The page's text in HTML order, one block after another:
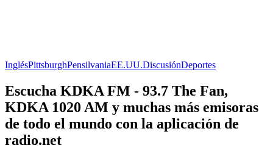
InglésPittsburghPensilvaniaEE.UU.DiscusiónDeportes
Escucha KDKA FM - 93.7 The Fan,
KDKA 1020 AM y muchas más emisoras
de todo el mundo con la aplicación de
radio.net